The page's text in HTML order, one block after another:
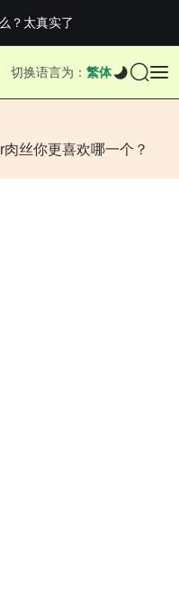
对上全满亚，德约...
式上线，官...
？太真实了
切换语言为： 繁体
丝你更喜欢哪一个？